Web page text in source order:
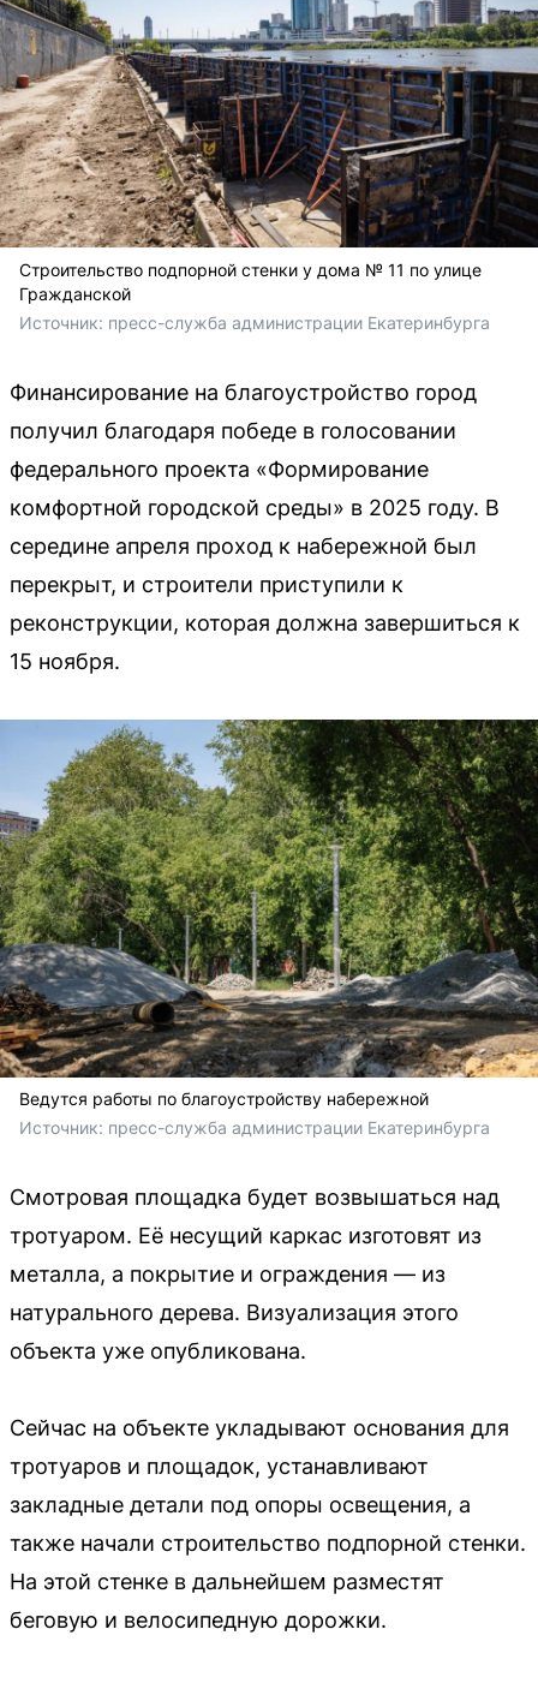
Строительство подпорной стенки у дома № 11 по улице
Гражданской
Источник: пресс-служба администрации Екатеринбурга
Финансирование на благоустройство город
получил благодаря победе в голосовании
федерального проекта «Формирование
комфортной городской среды» в 2025 году. В
середине апреля проход к набережной был
перекрыт, и строители приступили к
реконструкции, которая должна завершиться к
15 ноября.
Ведутся работы по благоустройству набережной
Источник: пресс-служба администрации Екатеринбурга
Смотровая площадка будет возвышаться над
тротуаром. Её несущий каркас изготовят из
металла, а покрытие и ограждения — из
натурального дерева. Визуализация этого
объекта уже опубликована.
Сейчас на объекте укладывают основания для
тротуаров и площадок, устанавливают
закладные детали под опоры освещения, а
также начали строительство подпорной стенки.
На этой стенке в дальнейшем разместят
беговую и велосипедную дорожки.